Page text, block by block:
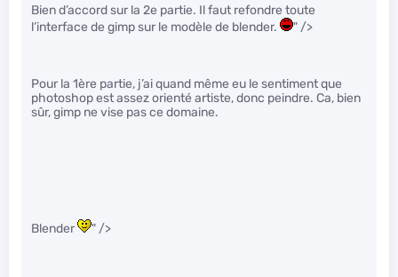
Bien d’accord sur la 2e partie. Il faut refondre toute
l’interface de gimp sur le modèle de blender.
" />
Pour la 1ère partie, j’ai quand même eu le sentiment que
photoshop est assez orienté artiste, donc peindre. Ca, bien
sûr, gimp ne vise pas ce domaine.
Blender " />